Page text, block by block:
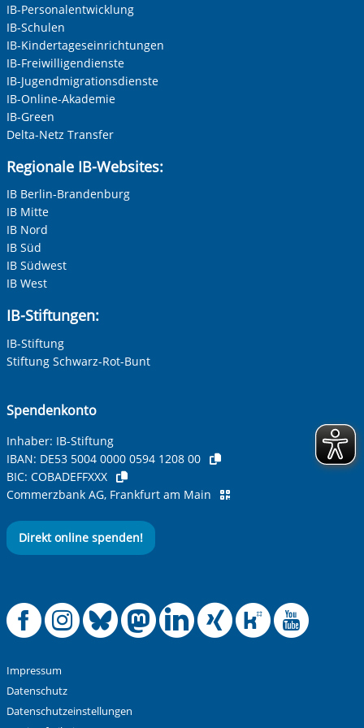
IB-Personalentwicklung
IB-Schulen
IB-Kindertageseinrichtungen
IB-Freiwilligendienste
IB-Jugendmigrationsdienste
IB-Online-Akademie
IB-Green
Delta-Netz Transfer
Regionale IB-Websites:
IB Berlin-Brandenburg
IB Mitte
IB Nord
IB Süd
IB Südwest
IB West
IB-Stiftungen:
IB-Stiftung
Stiftung Schwarz-Rot-Bunt
Spendenkonto
Inhaber: IB-Stiftung
IBAN: DE53 5004 0000 0594 1208 00
BIC: COBADEFFXXX
Commerzbank AG, Frankfurt am Main
Direkt online spenden!
Offizielle
Offizielle
Offizielle
Offizielle
Offizielle
Impressum
Datenschutz
Datenschutzeinstellungen